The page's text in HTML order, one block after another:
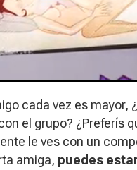
cada vez es mayor,
el grupo? ¿Preferís
le ves con un
amiga, puedes